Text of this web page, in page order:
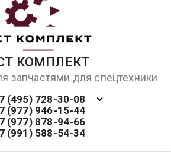
КОМПЛЕКТ
запчастями для спецтехники
(495) 728-30-08
(977) 946-15-44
(977) 878-94-66
(991) 588-54-34